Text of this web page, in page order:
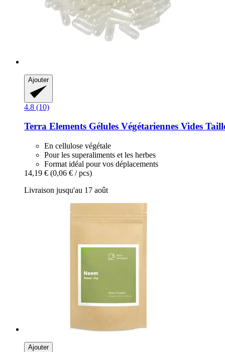
Ajouter
4.8 (10)
Terra Elements Gélules Végétariennes Vides
En cellulose végétale
Pour les superaliments et les herbes
Format idéal pour vos déplacements
14,19 € (0,06 € / pcs)
Livraison jusqu'au 17 août
Ajouter